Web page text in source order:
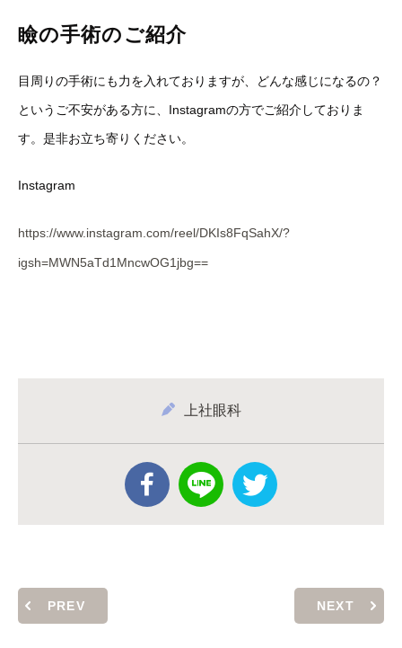
瞼の手術のご紹介
目周りの手術にも力を入れておりますが、どんな感じになるの？
というご不安がある方に、Instagramの方でご紹介しておりま
す。是非お立ち寄りください。
Instagram
https://www.instagram.com/reel/DKIs8FqSahX/?
igsh=MWN5aTd1MncwOG1jbg==
上社眼科
PREV NEXT